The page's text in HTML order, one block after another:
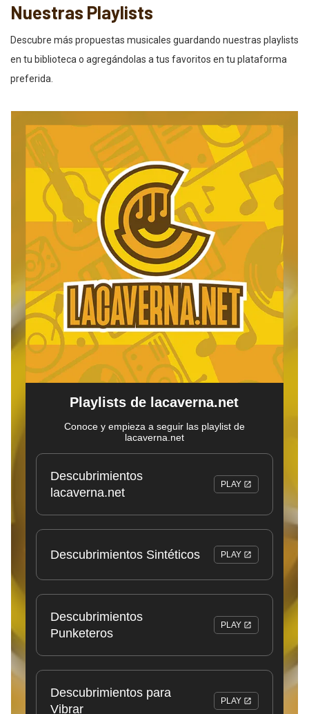
Nuestras Playlists
Descubre más propuestas musicales guardando nuestras playlists
en tu biblioteca o agregándolas a tus favoritos en tu plataforma
preferida.